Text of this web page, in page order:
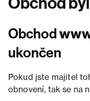
Obchod
ukončen
Pokud jste majitel
obnovení, tak se na